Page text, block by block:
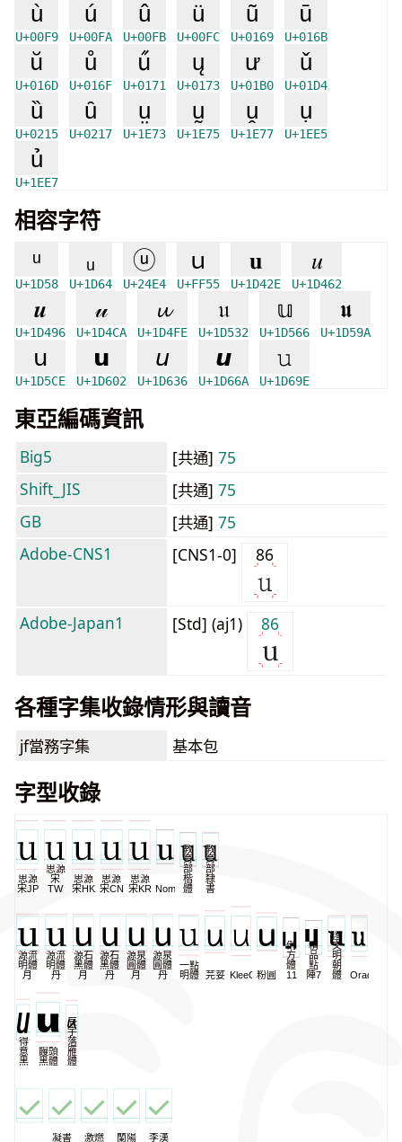
ù
U+00F9
ú
U+00FA
û
U+00FB
ü
U+00FC
ũ
U+0169
ū
U+016B
ŭ
U+016D
ů
U+016F
ű
U+0171
ų
U+0173
ư
U+01B0
ǔ
U+01D4
ȕ
U+0215
ȗ
U+0217
ṳ
U+1E73
ṵ
U+1E75
ṷ
U+1E77
ụ
U+1EE5
ủ
U+1EE7
相容字符
ᵘ
U+1D58
ᵤ
U+1D64
ⓤ
U+24E4
ｕ
U+FF55
𝐮
U+1D42E
𝑢
U+1D462
𝒖
U+1D496
𝓊
U+1D4CA
𝓾
U+1D4FE
𝔲
U+1D532
𝕦
U+1D566
𝖚
U+1D59A
𝗎
U+1D5CE
𝘂
U+1D602
𝘶
U+1D636
𝙪
U+1D66A
𝚞
U+1D69E
東亞編碼資訊
Big5 [共通] 75
Shift_JIS
[共通] 75
GB
[共通] 75
Adobe-CNS1
[CNS1-0] 86
Adobe-Japan1 [Std] (aj1) 86
各種字集收錄情形與讀音
jf當務字集 基本包
字型收錄
思源
宋JP
思源
宋
TW
思源
宋HK
思源
宋CN
思源
宋KR NomNaTong
教
育
部
楷
體
教
育
部
隸
書
源流
明體
月
源流
明體
丹
源石
黑體
月
源石
黑體
丹
源泉
圓體
月
源泉
圓體
丹
一點
明體
芫荽 KleeOne粉圓
俐
方
體
11
精
品
點
陣7
匯
文
明
朝
體
Oradano
得
意
黑
饅頭
黑體
辰
宇
落
雁
體
凝書 激燃 蘭陽 李漢